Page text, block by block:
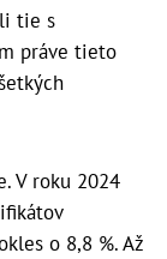
tie s
práve tieto
V roku 2024
o 8,8 %. Až